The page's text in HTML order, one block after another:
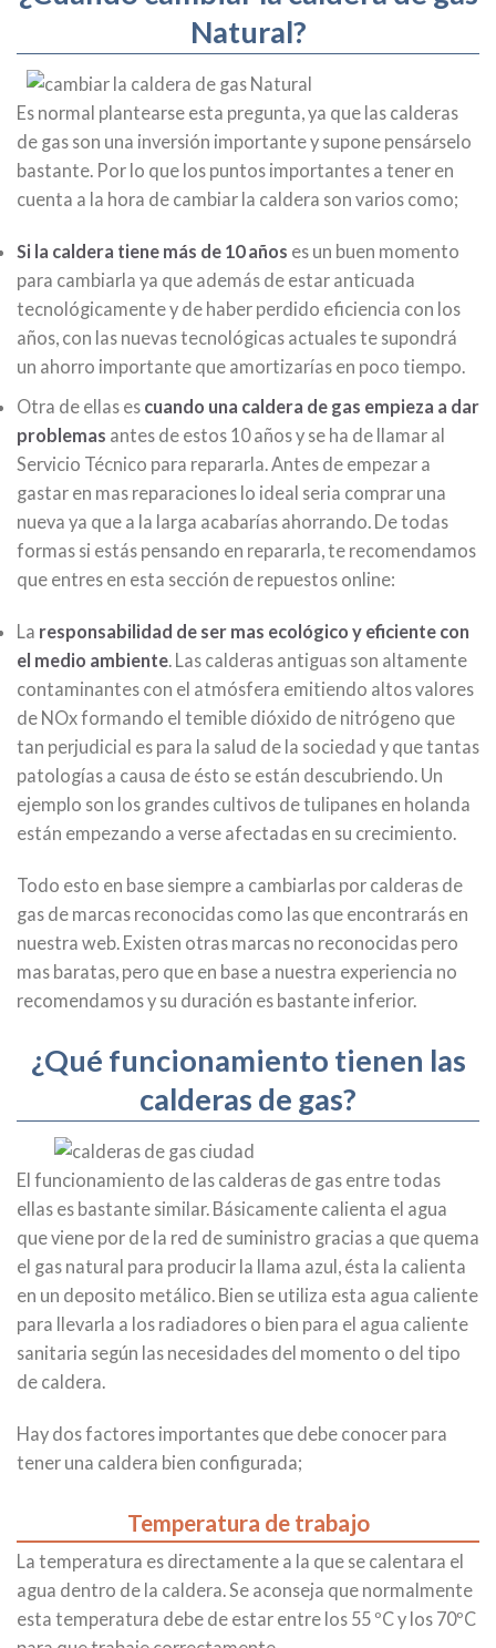
Natural?
Es normal plantearse esta pregunta, ya que las calderas
de gas son una inversión importante y supone pensárselo
bastante. Por lo que los puntos importantes a tener en
cuenta a la hora de cambiar la caldera son varios como;
Si la caldera tiene más de 10 años es un buen momento
para cambiarla ya que además de estar anticuada
tecnológicamente y de haber perdido eficiencia con los
años, con las nuevas tecnológicas actuales te supondrá
un ahorro importante que amortizarías en poco tiempo.
Otra de ellas es cuando una caldera de gas empieza a dar
problemas antes de estos 10 años y se ha de llamar al
Servicio Técnico para repararla. Antes de empezar a
gastar en mas reparaciones lo ideal seria comprar una
nueva ya que a la larga acabarías ahorrando. De todas
formas si estás pensando en repararla, te recomendamos
que entres en esta sección de repuestos online:
La responsabilidad de ser mas ecológico y eficiente con
el medio ambiente. Las calderas antiguas son altamente
contaminantes con el atmósfera emitiendo altos valores
de NOx formando el temible dióxido de nitrógeno que
tan perjudicial es para la salud de la sociedad y que tantas
patologías a causa de ésto se están descubriendo. Un
ejemplo son los grandes cultivos de tulipanes en holanda
están empezando a verse afectadas en su crecimiento.
Todo esto en base siempre a cambiarlas por calderas de
gas de marcas reconocidas como las que encontrarás en
nuestra web. Existen otras marcas no reconocidas pero
mas baratas, pero que en base a nuestra experiencia no
recomendamos y su duración es bastante inferior.
¿Qué funcionamiento tienen las
calderas de gas?
El funcionamiento de las calderas de gas entre todas
ellas es bastante similar. Básicamente calienta el agua
que viene por de la red de suministro gracias a que quema
el gas natural para producir la llama azul, ésta la calienta
en un deposito metálico. Bien se utiliza esta agua caliente
para llevarla a los radiadores o bien para el agua caliente
sanitaria según las necesidades del momento o del tipo
de caldera.
Hay dos factores importantes que debe conocer para
tener una caldera bien configurada;
Temperatura de trabajo
La temperatura es directamente a la que se calentara el
agua dentro de la caldera. Se aconseja que normalmente
esta temperatura debe de estar entre los 55 ºC y los 70ºC